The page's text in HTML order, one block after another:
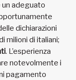
adeguato
dichiarazioni
milioni di italiani;
. L’esperienza
notevolmente i
pagamento